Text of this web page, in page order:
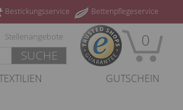
Bettenpflegeservice
Bestickungsservice
Stellenangebote
SUCHE
0
GUTSCHEIN